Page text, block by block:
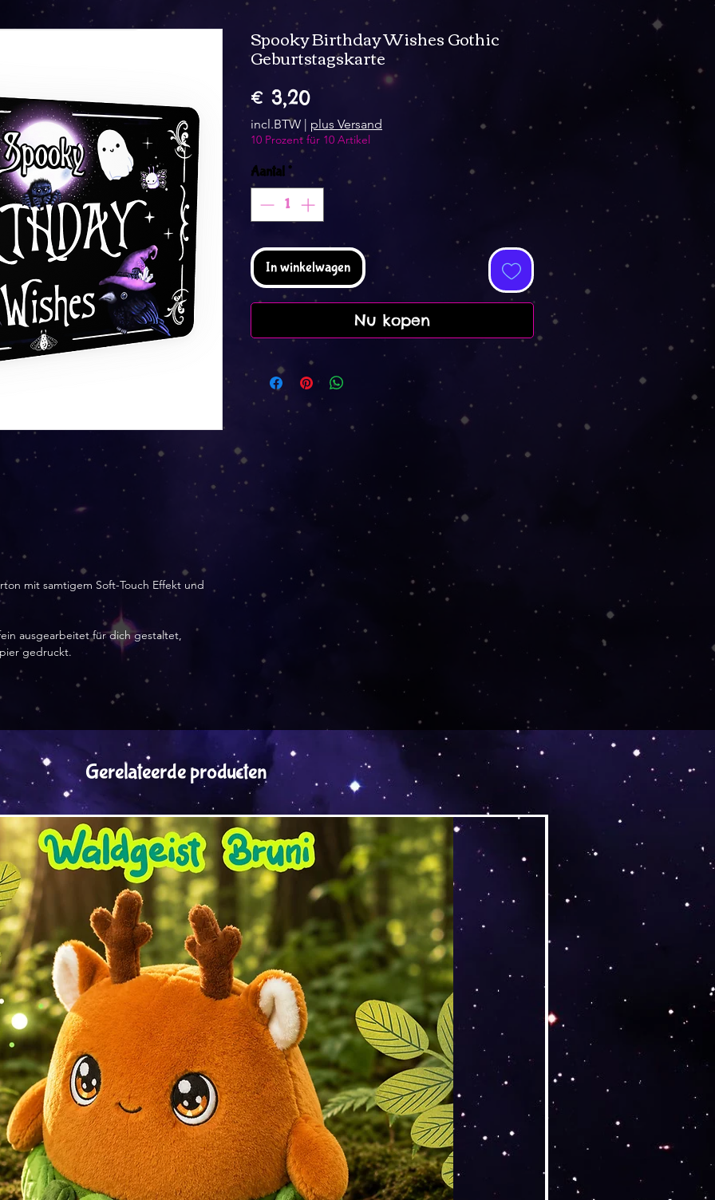
mit samtigem Soft-Touch Effekt und
ausgearbeitet für dich gestaltet,
gedruckt.
Spooky Birthday Wishes Gothic
Geburtstagskarte
€ 3,20Prijs
incl.BTW | plus Versand
10 Prozent für 10 Artikel
Aantal*
In winkelwagen
Nu kopen
Gerelateerde producten
Versand by DruckGuru